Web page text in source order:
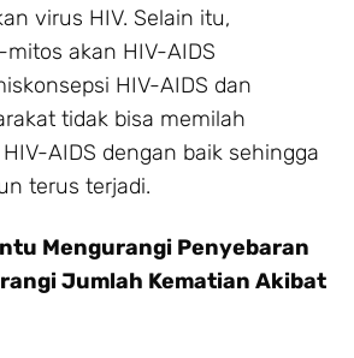
virus HIV. Selain itu,
akan HIV-AIDS
HIV-AIDS dan
tidak bisa memilah
AIDS dengan baik sehingga
terus terjadi.
Mengurangi Penyebaran
Jumlah Kematian Akibat